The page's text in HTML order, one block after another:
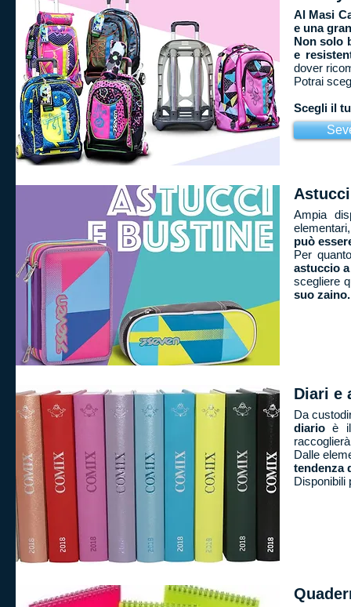
Al Masi
e una
Non solo
e
dover
Potrai
Scegli il
Ampia
può
Per
astuccio
scegliere
suo zaino.
Diari e
Da
diario è il
Dalle
tendenza
Disponibili